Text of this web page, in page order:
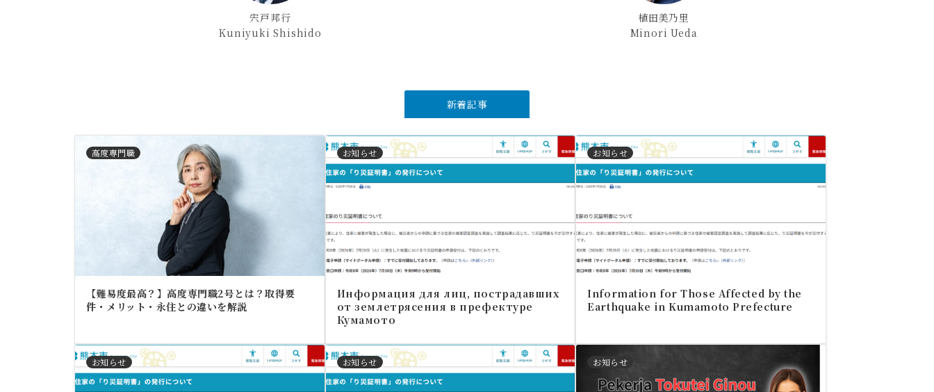
宍戸邦行
Kuniyuki Shishido
植田美乃里
Minori Ueda
新着記事
高度専門職
【難易度最高？】高度専門職2号とは？取得要
件・メリット・永住との違いを解説
お知らせ
Информация для лиц, пострадавших
от землетрясения в префектуре
Кумамото
お知らせ
Information for Those Affected by the
Earthquake in Kumamoto Prefecture
お知らせ お知らせ お知らせ